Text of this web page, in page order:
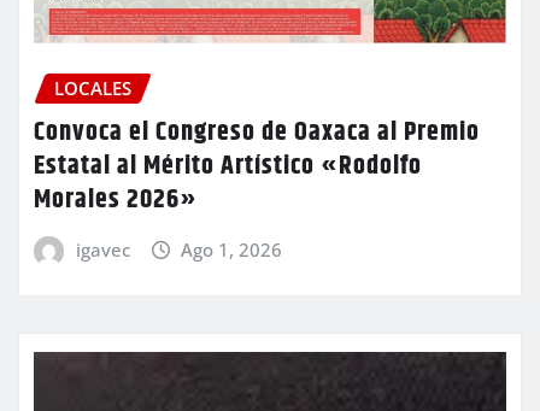
LOCALES
Convoca el Congreso de Oaxaca al Premio
Estatal al Mérito Artístico «Rodolfo
Morales 2026»
igavec Ago 1, 2026